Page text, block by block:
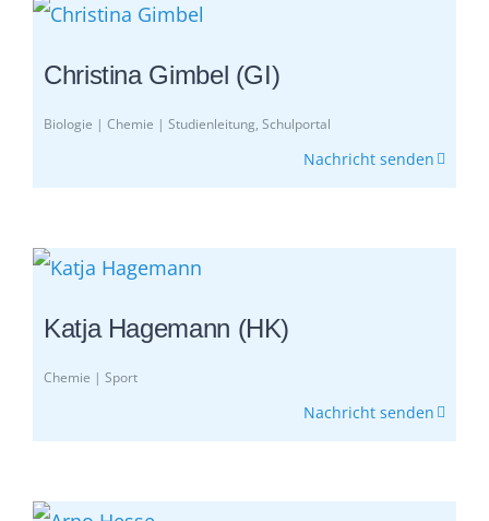
Christina Gimbel (GI)
Biologie | Chemie | Studienleitung, Schulportal
Nachricht senden
Katja Hagemann (HK)
Chemie | Sport
Nachricht senden